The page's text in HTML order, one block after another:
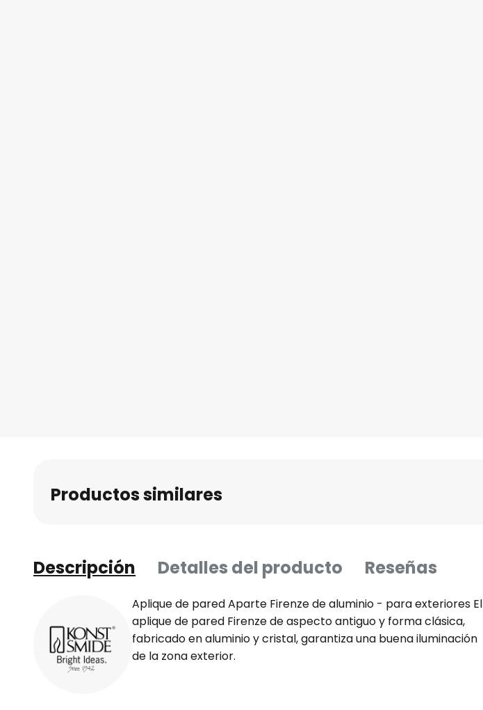
Productos similares
Descripción Detalles del producto Reseñas
Aplique de pared Aparte Firenze de aluminio - para exteriores El
aplique de pared Firenze de aspecto antiguo y forma clásica,
fabricado en aluminio y cristal, garantiza una buena iluminación
de la zona exterior.